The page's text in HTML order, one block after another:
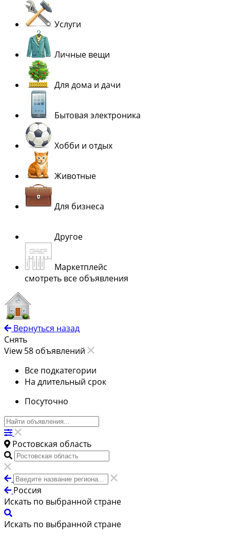
Услуги
Личные вещи
Для дома и дачи
Бытовая электроника
Хобби и отдых
Животные
Для бизнеса
Другое
Маркетплейс
смотреть все объявления
Вернуться назад
Снять
View 58 объявлений
Все подкатегории
На длительный срок
Посуточно
Ростовская область
Россия
Искать по выбранной стране
Искать по выбранной стране